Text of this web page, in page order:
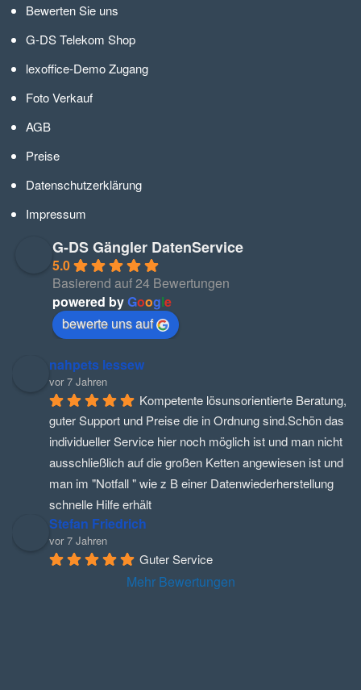
Bewerten Sie uns
G-DS Telekom Shop
lexoffice-Demo Zugang
Foto Verkauf
AGB
Preise
Datenschutzerklärung
Impressum
G-DS Gängler DatenService
5.0
Basierend auf 24 Bewertungen
powered byGoogle
bewerte uns auf
nahpets lessew
vor 7 Jahren
Kompetente lösunsorientierte Beratung,
guter Support und Preise die in Ordnung sind.Schön das
individueller Service hier noch möglich ist und man nicht
ausschließlich auf die großen Ketten angewiesen ist und
man im "Notfall " wie z B einer Datenwiederherstellung
schnelle Hilfe erhält
Stefan Friedrich
vor 7 Jahren
Guter Service
Mehr Bewertungen